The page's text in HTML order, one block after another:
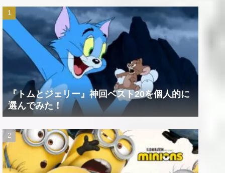
『トムとジェリー』神回ベスト20を個人的に
選んでみた！